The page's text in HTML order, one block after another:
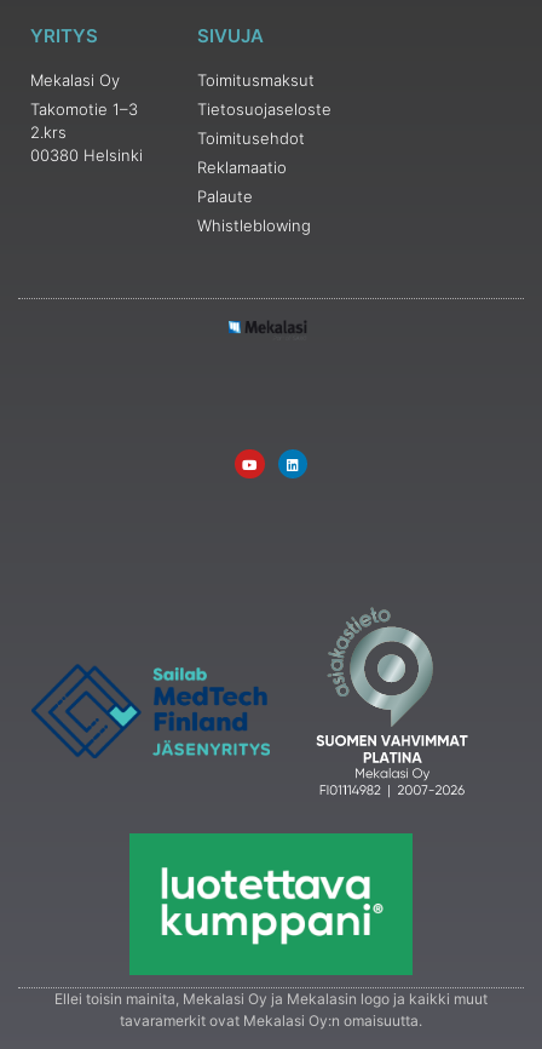
YRITYS
Mekalasi Oy
Takomotie 1–3
2.krs
00380 Helsinki
SIVUJA
Toimitusmaksut
Tietosuojaseloste
Toimitusehdot
Reklamaatio
Palaute
Whistleblowing
Ellei toisin mainita, Mekalasi Oy ja Mekalasin logo ja kaikki muut
tavaramerkit ovat Mekalasi Oy:n omaisuutta.